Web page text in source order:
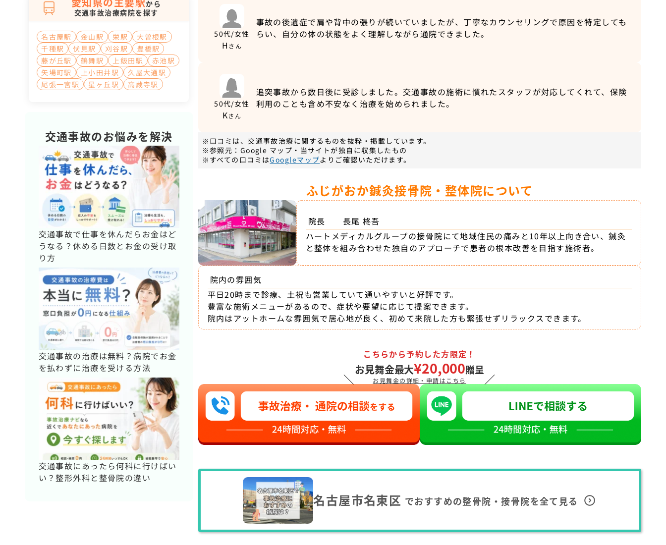
50代/女性
H さん
事故の後遺症で肩や背中の張りが続いていましたが、丁寧なカウンセリングで原因を特定しても
らい、自分の体の状態をよく理解しながら通院できました。
50代/女性
Kさん
追突事故から数日後に受診しました。交通事故の施術に慣れたスタッフが対応してくれて、保険
利用のことも含め不安なく治療を始められました。
※口コミは、交通事故治療に関するものを抜粋・掲載しています。
※参照元：Google マップ・当サイトが独自に収集したもの
※すべての口コミはGoogleマップよりご確認いただけます。
ふじがおか鍼灸接骨院・整体院について
院長
長尾 柊吾
ハートメディカルグループの接骨院にて地域住民の痛みと10年以上向き合い、鍼灸
と整体を組み合わせた独自のアプローチで患者の根本改善を目指す施術者。
院内の雰囲気
平日20時まで診療、土祝も営業していて通いやすいと好評です。
豊富な施術メニューがあるので、症状や要望に応じて提案できます。
院内はアットホームな雰囲気で居心地が良く、初めて来院した方も緊張せずリラックスできます。
＼
こちらから予約した方限定！
お見舞金最大¥20,000贈呈
お見舞金の詳細・申請はこちら ／
名古屋市名東区 でおすすめの整骨院・接骨院を全て見る
から
交通事故治療病院を探す
名古屋駅 金山駅 栄駅
大曽根駅
千種駅
伏見駅 刈谷駅
豊橋駅
藤が丘駅
鶴舞駅 上飯田駅
赤池駅
矢場町駅
上小田井駅
久屋大通駅
尾張一宮駅
星ヶ丘駅 高蔵寺駅
交通事故のお悩みを解決
交通事故で仕事を休んだらお金はど
うなる？休める日数とお金の受け取
り方
交通事故の治療は無料？病院でお金
を払わずに治療を受ける方法
交通事故にあったら何科に行けばい
い？整形外科と整骨院の違い